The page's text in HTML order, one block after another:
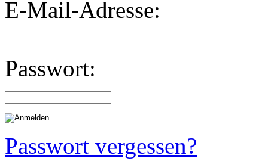
E-Mail-Adresse:
Passwort:
Passwort vergessen?